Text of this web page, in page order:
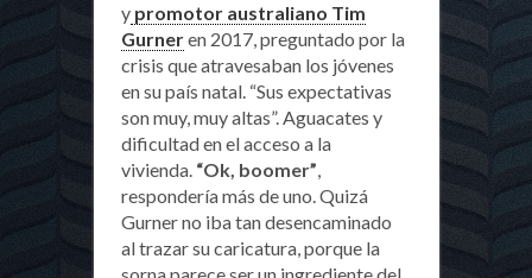
la
trampa
de
la
y promotor australiano Tim
Gurneren 2017, preguntado por la
crisis que atravesaban los jóvenes
en su país natal. “Sus expectativas
son muy, muy altas”. Aguacates y
dificultad en el acceso a la
vivienda. “Ok, boomer”,
respondería más de uno. Quizá
Gurner no iba tan desencaminado
al trazar su caricatura, porque la